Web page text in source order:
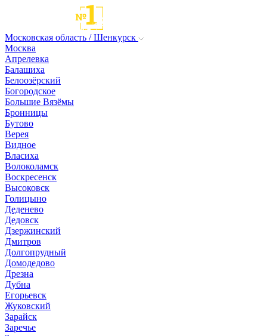
Московская область / Шенкурск
Москва
Апрелевка
Балашиха
Белоозёрский
Богородское
Большие Вязёмы
Бронницы
Бутово
Верея
Видное
Власиха
Волоколамск
Воскресенск
Высоковск
Голицыно
Деденево
Дедовск
Дзержинский
Дмитров
Долгопрудный
Домодедово
Дрезна
Дубна
Егорьевск
Жуковский
Зарайск
Заречье